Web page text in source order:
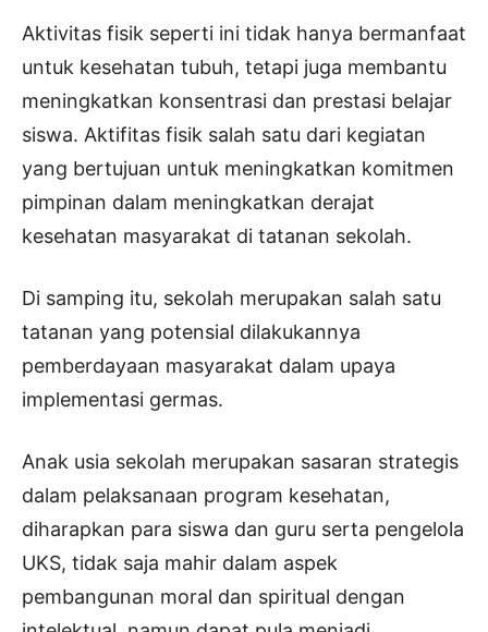
Aktivitas fisik seperti ini tidak hanya bermanfaat
untuk kesehatan tubuh, tetapi juga membantu
meningkatkan konsentrasi dan prestasi belajar
siswa. Aktifitas fisik salah satu dari kegiatan
yang bertujuan untuk meningkatkan komitmen
pimpinan dalam meningkatkan derajat
kesehatan masyarakat di tatanan sekolah.
Di samping itu, sekolah merupakan salah satu
tatanan yang potensial dilakukannya
pemberdayaan masyarakat dalam upaya
implementasi germas.
Anak usia sekolah merupakan sasaran strategis
dalam pelaksanaan program kesehatan,
diharapkan para siswa dan guru serta pengelola
UKS, tidak saja mahir dalam aspek
pembangunan moral dan spiritual dengan